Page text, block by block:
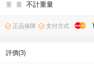
重 量 不計重量
正品保障 支付方式
評價(3)